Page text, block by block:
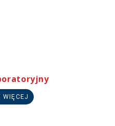
WIĘCEJ